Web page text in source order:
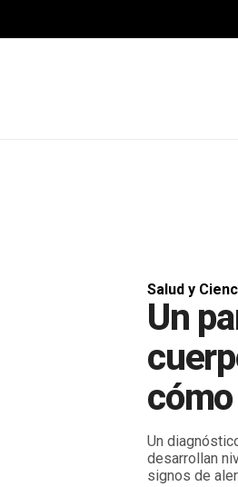
Salud y
Un
Un
desarrollan
signos de